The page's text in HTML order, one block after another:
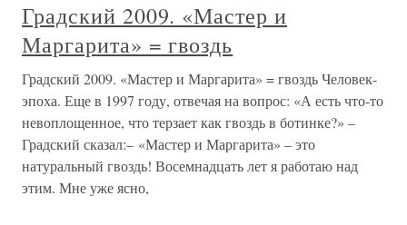
Градский 2009. «Мастер и
Маргарита» = гвоздь
Градский 2009. «Мастер и Маргарита» = гвоздь Человек-
эпоха. Еще в 1997 году, отвечая на вопрос: «А есть что-то
невоплощенное, что терзает как гвоздь в ботинке?» –
Градский сказал:– «Мастер и Маргарита» – это
натуральный гвоздь! Восемнадцать лет я работаю над
этим. Мне уже ясно,